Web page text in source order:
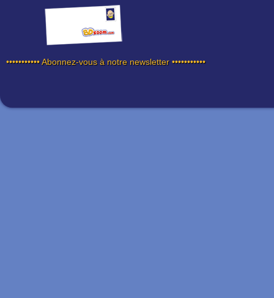
••••••••••• Abonnez-vous à notre newsletter •••••••••••